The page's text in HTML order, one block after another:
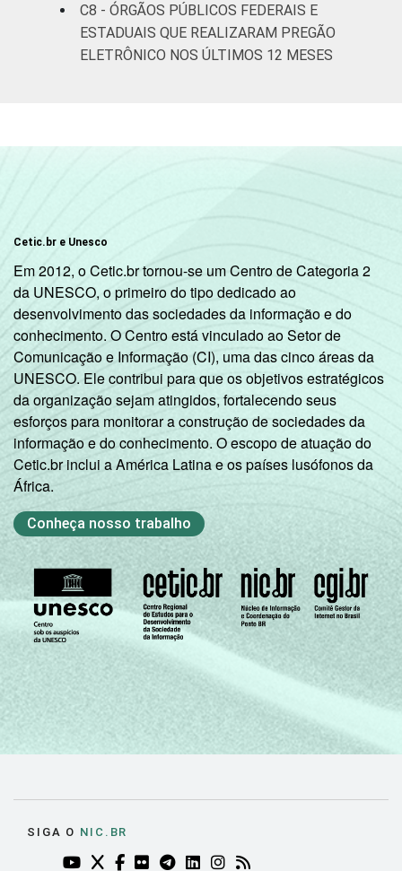
C8 - ÓRGÃOS PÚBLICOS FEDERAIS E
ESTADUAIS QUE REALIZARAM PREGÃO
ELETRÔNICO NOS ÚLTIMOS 12 MESES
Cetic.br e Unesco
Em 2012, o Cetic.br tornou-se um Centro de Categoria 2
da UNESCO, o primeiro do tipo dedicado ao
desenvolvimento das sociedades da informação e do
conhecimento. O Centro está vinculado ao Setor de
Comunicação e Informação (CI), uma das cinco áreas da
UNESCO. Ele contribui para que os objetivos estratégicos
da organização sejam atingidos, fortalecendo seus
esforços para monitorar a construção de sociedades da
informação e do conhecimento. O escopo de atuação do
Cetic.br inclui a América Latina e os países lusófonos da
África.
Conheça nosso trabalho
SIGA O NIC.BR
YOUTUBE DO NIC.BR (ABRE EM NOVA ABA)
TWITTER DO NIC.BR (ABRE EM NOVA ABA)
FACEBOOK DO NIC.BR (ABRE EM NOVA
FLICKR DO NIC.BR (ABRE EM NOVA
TELEGRAM DO NIC.BR (ABRE EM
LINKEDIN DO NIC.BR (ABRE
INSTAGRAM DO NIC.BR
RSS DO NIC.BR (ABRE